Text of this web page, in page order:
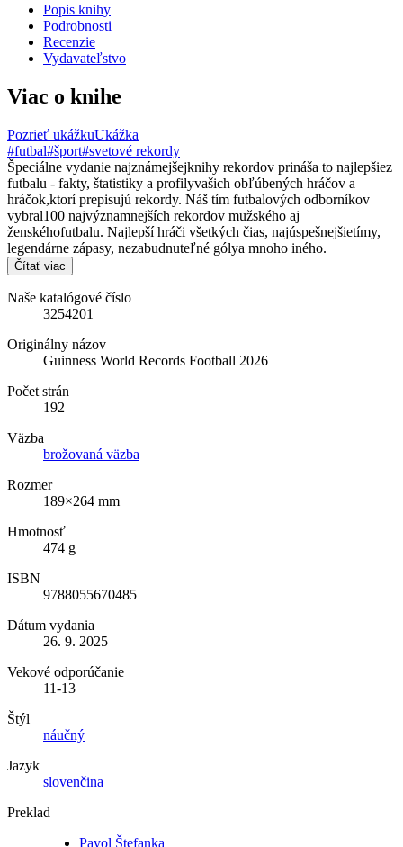
Popis knihy
Podrobnosti
Recenzie
Vydavateľstvo
Viac o knihe
Pozrieť ukážkuUkážka
#futbal#šport#svetové rekordy
Špeciálne vydanie najznámejšejknihy rekordov prináša to najlepšiez
futbalu - fakty, štatistiky a profilyvašich obľúbených hráčov a
hráčok,ktorí prepisujú rekordy. Náš tím futbalových odborníkov
vybral100 najvýznamnejších rekordov mužského aj
ženskéhofutbalu. Najlepší hráči všetkých čias, najúspešnejšietímy,
legendárne zápasy, nezabudnuteľné gólya mnoho iného.
Čítať viac
Naše katalógové číslo
3254201
Originálny názov
Guinness World Records Football 2026
Počet strán
192
Väzba
brožovaná väzba
Rozmer
189×264 mm
Hmotnosť
474 g
ISBN
9788055670485
Dátum vydania
26. 9. 2025
Vekové odporúčanie
11-13
Štýl
náučný
Jazyk
slovenčina
Preklad
Pavol Štefanka